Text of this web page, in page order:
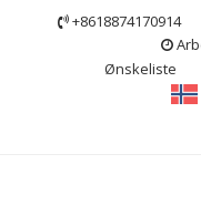
+8618874170914
Ønskeliste